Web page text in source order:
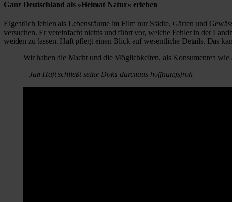
Ganz Deutschland als »Heimat Natur« erleben
Eigentlich fehlen als Lebensräume im Film nur Städte, Gärten und
versuchen. Er vereinfacht nichts und führt vor, welche Fehler in der
weiden zu lassen. Haft pflegt einen Blick auf wesentliche Details. Das
Wir haben die Macht und die Möglichkeiten, als Konsumenten wie
– Jan Haft schließt seine Doku durchaus hoffnungsfroh